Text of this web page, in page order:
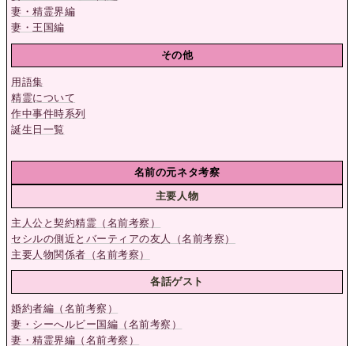
妻・精霊界編
妻・王国編
その他
用語集
精霊について
作中事件時系列
誕生日一覧
名前の元ネタ考察
主要人物
主人公と契約精霊（名前考察）
セシルの側近とバーティアの友人（名前考察）
主要人物関係者（名前考察）
各話ゲスト
婚約者編（名前考察）
妻・シーへルビー国編（名前考察）
妻・精霊界編（名前考察）